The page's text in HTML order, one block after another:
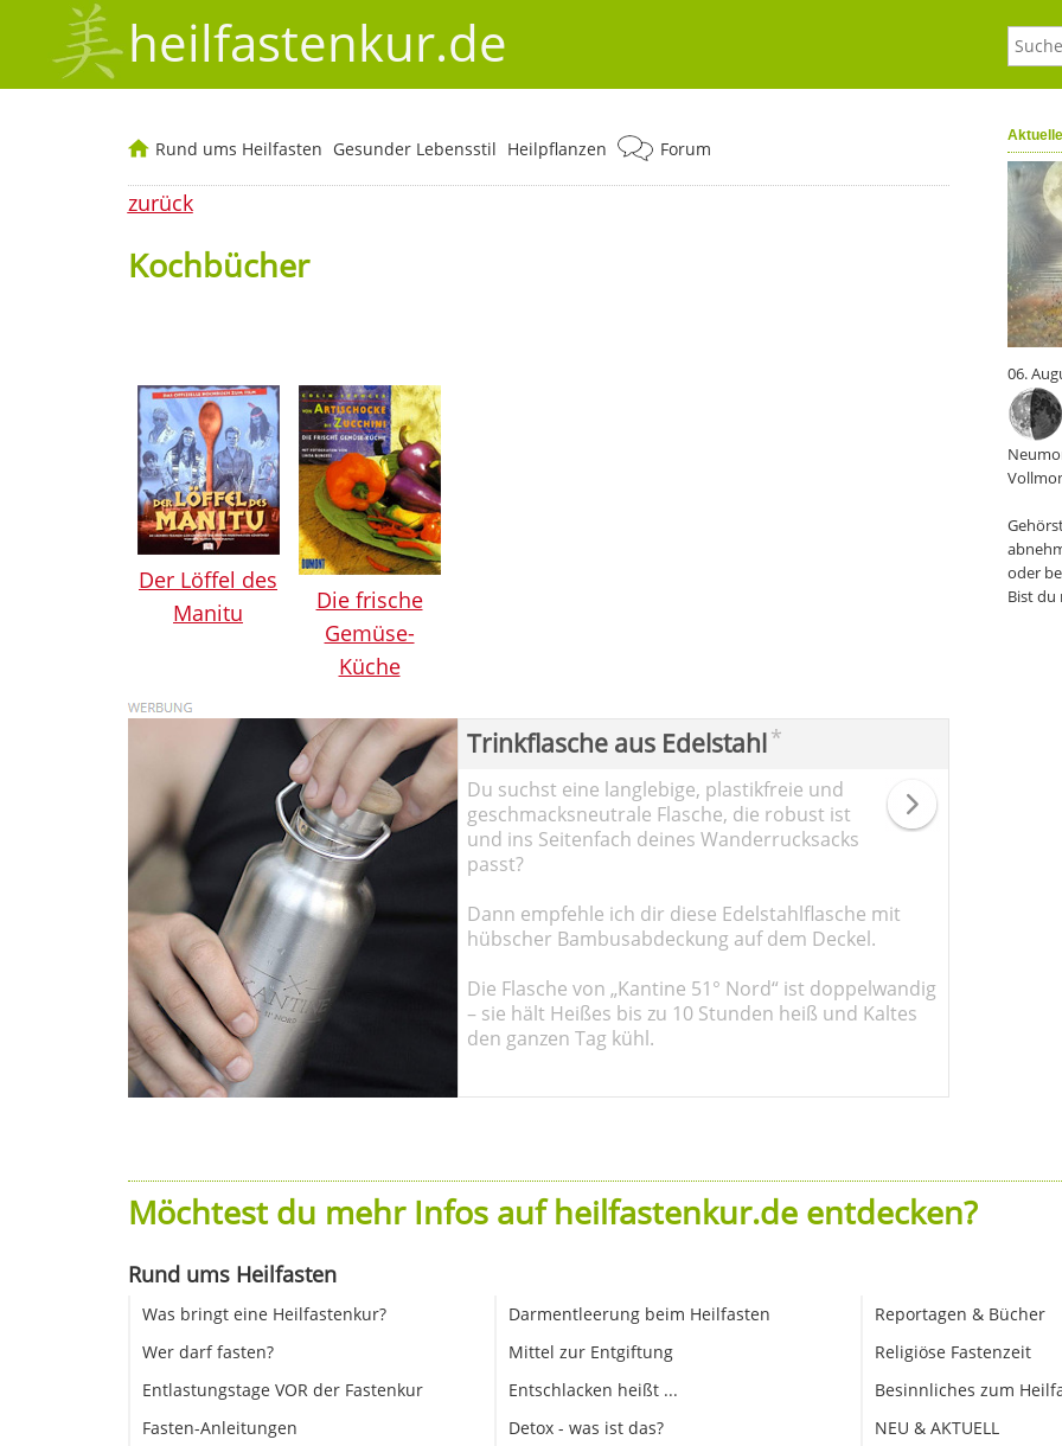
heilfastenkur.de
06.
oder
Bist du
Rund ums Heilfasten Gesunder Lebensstil Heilpflanzen Forum
zurück
Kochbücher
Der Löffel des
Manitu
Die frische
Gemüse-
Küche
Trinkflasche aus Edelstahl*
Du suchst eine langlebige, plastikfreie und
geschmacksneutrale Flasche, die robust ist
und ins Seitenfach deines Wanderrucksacks
passt?
Dann empfehle ich dir diese Edelstahlflasche mit
hübscher Bambusabdeckung auf dem Deckel.
Die Flasche von „Kantine 51° Nord“ ist doppelwandig
– sie hält Heißes bis zu 10 Stunden heiß und Kaltes
den ganzen Tag kühl.
Möchtest du mehr Infos auf heilfastenkur.de entdecken?
Rund ums Heilfasten
Was bringt eine Heilfastenkur?
Wer darf fasten?
Entlastungstage VOR der Fastenkur
Fasten-Anleitungen
Darmentleerung beim Heilfasten
Mittel zur Entgiftung
Entschlacken heißt ...
Detox - was ist das?
Reportagen & Bücher
Religiöse Fastenzeit
Besinnliches zum
NEU & AKTUELL